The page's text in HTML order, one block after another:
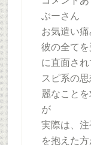
ぶーさん
お気遣い
彼の全て
に直面され
スピ系の
麗なこと
が
実際は、
を抱えた